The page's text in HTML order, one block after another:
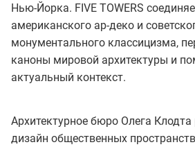
Нью-Йорка. FIVE TOWERS
американского ар-деко и
монументального классицизма,
каноны мировой архитектуры и
актуальный контекст.
Архитектурное бюро Олега Клодта
дизайн общественных пространств